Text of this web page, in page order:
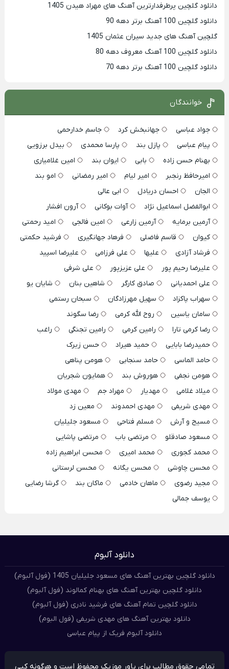
دانلود گلچین پرطرفدارترین آهنگ های مهراد هیدن 1405
دانلود گلچین 100 آهنگ برتر دهه 90
گلچین آهنگ های جدید سیران عثمان 1405
دانلود گلچین 100 آهنگ معروف دهه 80
دانلود گلچین 100 آهنگ برتر دهه 70
خوانندگان
جواد عباسی جهانبخش کرد
جاسم خدارحمی
پیام عباسی
پازل بند پارسا محمدی
بیدل برزویی
بهنام حسن زاده
بابی ایوان بند
امین غلامیاری
امیرحافظ رنجبر
امیر لیام امیر رمضانی
امو بند
الجان
احسان دریادل
ابی عالی
ابوالفضل اسماعیل نژاد
آوات بوکانی
آرون افشار
آرمین برمایه
آرمین زارعی امین فالجی
امید رحمتی
کیوان
قاسم فاضلی فرهاد جهانگیری
فرشید حکمتی
فرشاد آزادی
علیها علی فرزامی
علیرضا اسپید
علیرضا رحیم پور
علی عزیزپور
علی شرفی
علی احمدیانی
صادق کارگر شاهین بنان
شایان یو
سهراب پاکزاد
سهیل مهرزادگان
سبحان رستمی
سامان یاسین
روح الله کرمی
رضا سگوند
رضا کرمی تارا
رامین کرمی رامین تجنگی
راغب
حمیدرضا بابایی
حمید هیراد
حسن زیرک
حامد الماسی
حامد سنجابی
هومن پناهی
هومن نجفی
هوروش بند
همایون شجریان
میلاد غلامی
مهدیار مهراد جم
مهدی مولاد
مهدی شریفی
مهدی احمدوند
معین زد
مسیح و آرش
مسلم فتاحی
مسعود جلیلیان
مسعود صادقلو
مرتضی باب
مرتضی پاشایی
محمد کجوری
محمد امیری
محسن ابراهیم زاده
محسن چاوشی
محسن یگانه
محسن لرستانی
مجید رضوی
ماهان خادمی ماکان بند
گرشا رضایی
یوسف جمالی
دانلود آلبوم
دانلود گلچین بهترین آهنگ های مسعود جلیلیان 1405 (فول آلبوم)
دانلود گلچین بهترین آهنگ های بهنام کمالوند (فول آلبوم)
دانلود گلچین تمام آهنگ های فرشید نادری (فول آلبوم)
دانلود بهترین آهنگ های مهدی شریفی (فول البوم)
دانلود آلبوم فریک از پیام عباسی
تمامی حقوق مطالب برای پاور موزیک محفوظ است و هرگونه کپی